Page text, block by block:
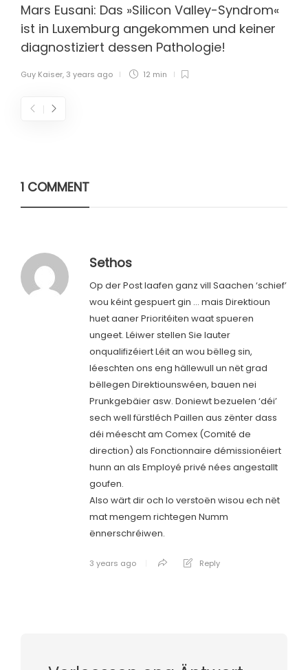
Mars Eusani: Das »Silicon Valley-Syndrom«
ist in Luxemburg angekommen und keiner
diagnostiziert dessen Pathologie!
Guy Kaiser, 3 years ago 12 min
1 COMMENT
Sethos
Op der Post laafen ganz vill Saachen ‘schief’
wou kéint gespuert gin … mais Direktioun
huet aaner Prioritéiten waat spueren
ungeet. Léiwer stellen Sie lauter
onqualifizéiert Léit an wou bëlleg sin,
léeschten ons eng hällewull un nët grad
bëllegen Direktiounswéen, bauen nei
Prunkgebäier asw. Doniewt bezuelen ‘déi’
sech well fürstléch Paillen aus zënter dass
déi méescht am Comex (Comité de
direction) als Fonctionnaire démissionéiert
hunn an als Employé privé nées angestallt
goufen.
Also wärt dir och lo verstoën wisou ech nët
mat mengem richtegen Numm
ënnerschréiwen.
3 years ago Reply